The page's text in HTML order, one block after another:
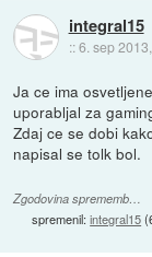
integral15
::6. sep
Ja ce ima
uporabljal za
Zdaj ce se dobi
napisal se tolk bol.
Zgodovina sprememb…
spremenil:integral15(